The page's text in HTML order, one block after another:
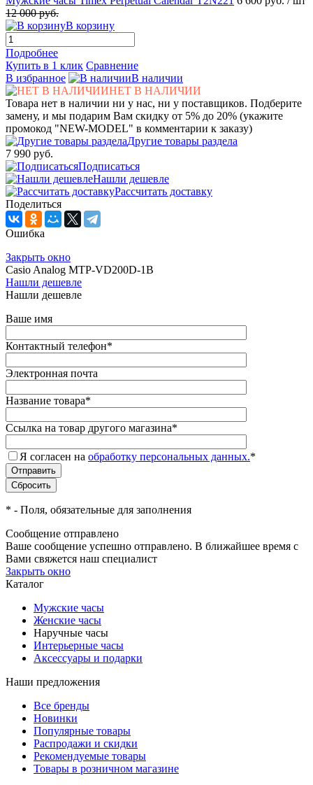
12 000 руб.
В корзину
Подробнее
Купить в 1 клик Сравнение
В избранное
В наличии
НЕТ В НАЛИЧИИ
Товара нет в наличии ни у нас, ни у поставщиков. Подберите
замену, и мы подарим Вам скидку от 5% до 20% (укажите
промокод "NEW-MODEL" в комментарии к заказу)
Другие товары раздела
7 990 руб.
Подписаться
Нашли дешевле
Рассчитать доставку
Поделиться
Ошибка
Закрыть окно
Casio Analog MTP-VD200D-1B
Нашли дешевле
Нашли дешевле
Ваше имя
Контактный телефон*
Электронная почта
Название товара*
Ссылка на товар другого магазина*
Я согласен на обработку персональных данных.*
* - Поля, обязательные для заполнения
Сообщение отправлено
Ваше сообщение успешно отправлено. В ближайшее время с
Вами свяжется наш специалист
Закрыть окно
Каталог
Мужские часы
Женские часы
Наручные часы
Интерьерные часы
Аксессуары и подарки
Наши предложения
Все бренды
Новинки
Популярные товары
Распродажи и скидки
Рекомендуемые товары
Товары в розничном магазине